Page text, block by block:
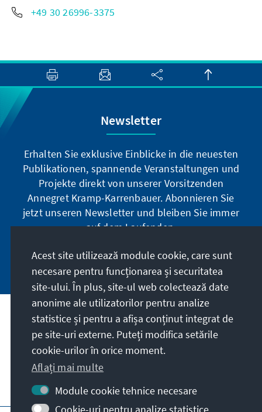
+49 30 26996-3375
Newsletter
Erhalten Sie exklusive Einblicke in die neuesten
Publikationen, spannende Veranstaltungen und
Projekte direkt von unserer Vorsitzenden
Annegret Kramp-Karrenbauer. Abonnieren Sie
jetzt unseren Newsletter und bleiben Sie immer
auf dem Laufenden.
Jetzt abonnieren
Misiunea noastră
Contact
Alte oferte ale fundației
Acest site utilizează module cookie, care sunt
necesare pentru funcționarea și securitatea
site-ului. În plus, site-ul web colectează date
anonime ale utilizatorilor pentru analize
statistice și pentru a afișa conținut integrat de
pe site-uri externe. Puteți modifica setările
cookie-urilor în orice moment.
Aflați mai multe
Module cookie tehnice necesare